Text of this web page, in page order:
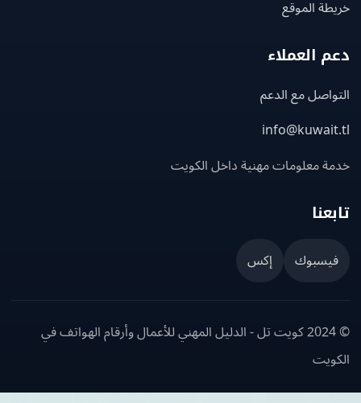
الموقع
العملاء
مع الدعم
معلومات مهنية داخل الكويت
إكس
© 2024 كويت تل - الدليل المهني للأعمال وأرقام الهواتف في